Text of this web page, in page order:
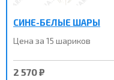
СИНЕ-БЕЛЫЕ ШАРЫ
Цена за 15 шариков
2 570 ₽